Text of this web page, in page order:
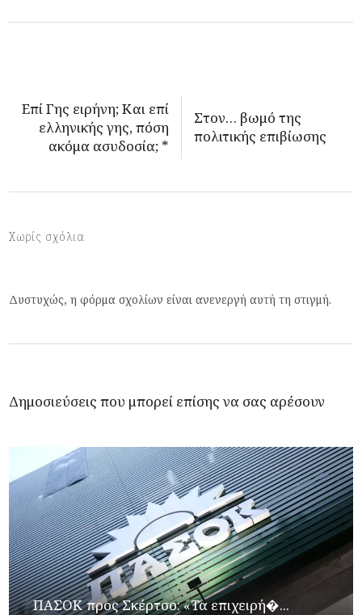
Επί Γης ειρήνη; Και επί
ελληνικής γης, πόση
ακόμα ασυδοσία; *
Στον… βωμό της
πολιτικής επιβίωσης
Χωρίς σχόλια
Δυστυχώς, η φόρμα σχολίων είναι ανενεργή αυτή τη στιγμή.
Δημοσιεύσεις που μπορεί επίσης να σας αρέσουν
ΠΑΣΟΚ προς Σκέρτσο: «Τα επιχειρή�...